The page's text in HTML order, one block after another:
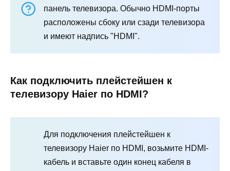
панель телевизора. Обычно HDMI-порты
расположены сбоку или сзади телевизора
и имеют надпись "HDMI".
Как подключить плейстейшен к
телевизору Haier по HDMI?
Для подключения плейстейшен к
телевизору Haier по HDMI, возьмите HDMI-
кабель и вставьте один конец кабеля в